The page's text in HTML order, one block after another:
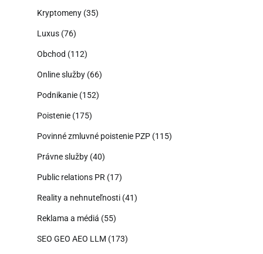
Kryptomeny (35)
Luxus (76)
Obchod (112)
Online služby (66)
Podnikanie (152)
Poistenie (175)
Povinné zmluvné poistenie PZP (115)
Právne služby (40)
Public relations PR (17)
Reality a nehnuteľnosti (41)
Reklama a médiá (55)
SEO GEO AEO LLM (173)